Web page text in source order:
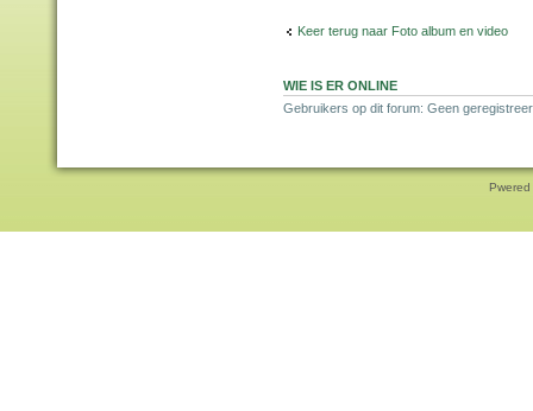
Keer terug naar Foto album en video
WIE IS ER ONLINE
Gebruikers op dit forum: Geen